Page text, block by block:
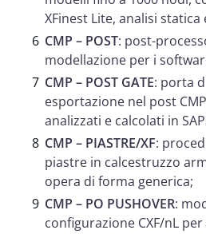
XFinest Lite, analisi statica
CMP – POST: post-
modellazione per i
CMP – POST GATE: porta
esportazione nel post
analizzati e calcolati in
CMP – PIASTRE/XF:
piastre in calcestruzzo
opera di forma generica;
CMP – PO PUSHOVER:
configurazione CXF/nL